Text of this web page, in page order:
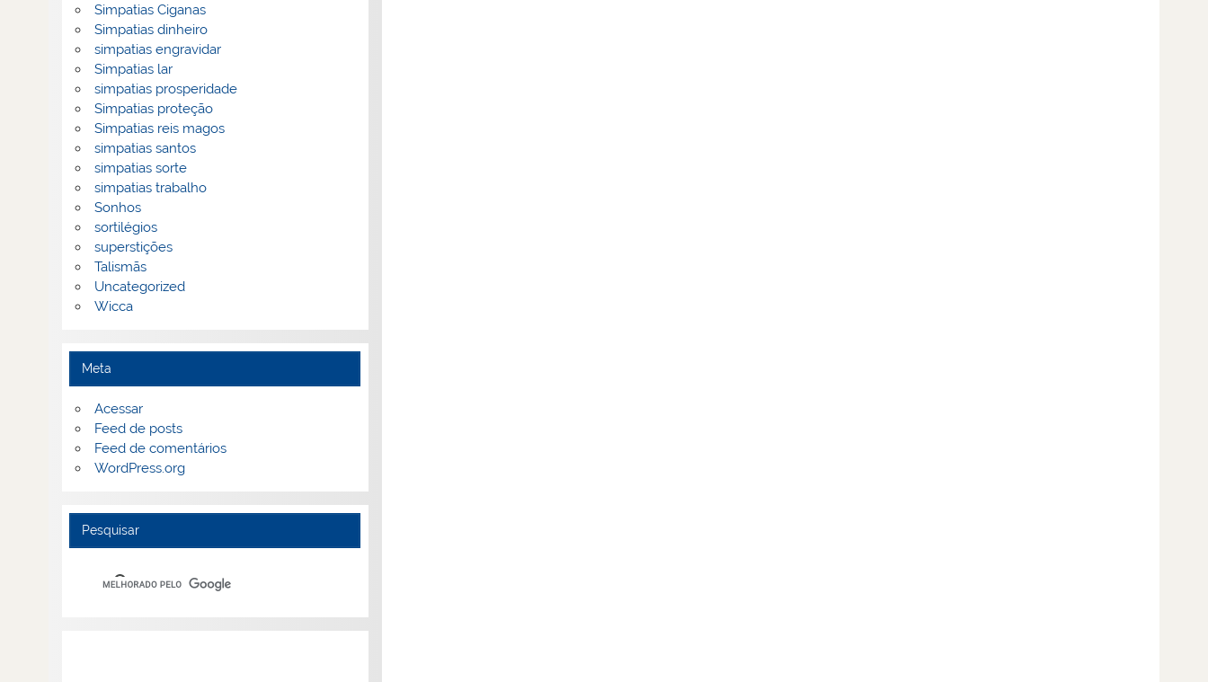
Simpatias Ciganas
Simpatias dinheiro
simpatias engravidar
Simpatias lar
simpatias prosperidade
Simpatias proteção
Simpatias reis magos
simpatias santos
simpatias sorte
simpatias trabalho
Sonhos
sortilégios
superstições
Talismãs
Uncategorized
Wicca
Meta
Acessar
Feed de posts
Feed de comentários
WordPress.org
Pesquisar